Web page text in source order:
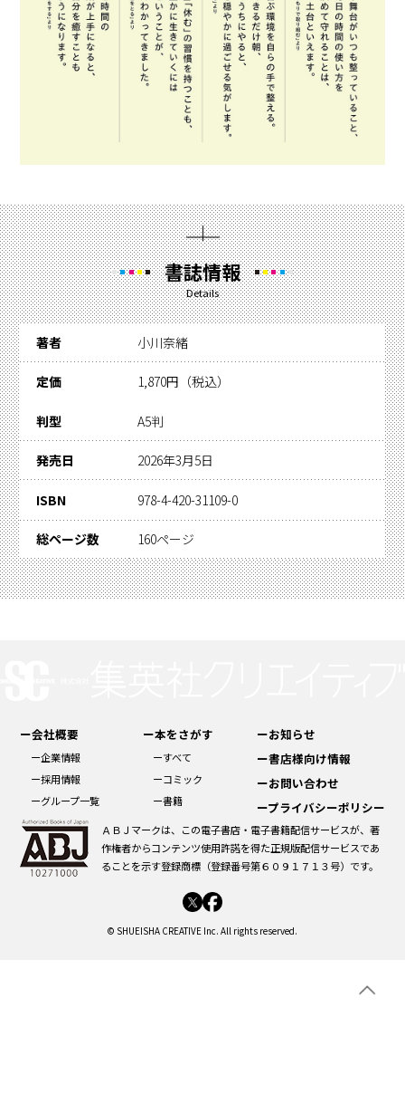
子どもとの距離感
ごほうびとしての読書時間をとる
短くて穏やかな日記を書く
自分を癒す家事をする
ほぐし習慣で「よく眠れる体」に
すこやかに目覚めるための眠り
ヨガから学んだ人生の捉え方
いつも新しいことにチャレンジする
■著者略歴
小川 奈緒(おがわ・なお)
エッセイスト。1972年生まれ、千葉県出身。
早稲田大学第一文学部文芸専修卒業後、出版社勤
務を経て、2001年よりフリーランスに。ファッシ
ョン誌のエディター&ライターとして活動したの
ち、子育てを機に著作活動に専念。暮らし、家づ
くり、おしゃれなどライフスタイルにまつわるエ
ッセイを執筆する。音声メディアVoicyで「家が
好きになるラジオ」のパーソナリティを務めるほ
か、イベントやワークショップの企画・運営、講
演など多方面で活躍中。
書誌情報
Details
著者 小川奈緒
定価 1,870円（税込）
判型 A5判
発売日 2026年3月5日
ISBN 978-4-420-31109-0
総ページ数 160ページ
ー会社概要
ー企業情報
ー採用情報
ーグループ一覧
ー本をさがす
ーすべて
ーコミック
ー書籍
ーお知らせ
ー書店様向け情報
ーお問い合わせ
ープライバシーポリシー
ＡＢＪマークは、この電子書店・電子書籍配信サービスが、著
作権者からコンテンツ使用許諾を得た正規版配信サービスであ
ることを示す登録商標（登録番号第６０９１７１３号）です。
© SHUEISHA CREATIVE Inc. All rights reserved.